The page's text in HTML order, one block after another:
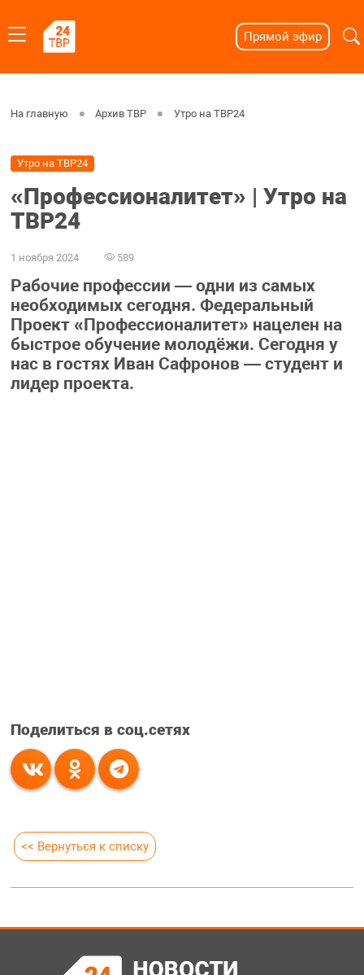
Прямой эфир
На главную Архив ТВР Утро на ТВР24
Утро на ТВР24
«Профессионалитет» | Утро на
ТВР24
1 ноября 2024 589
Рабочие профессии — одни из самых
необходимых сегодня. Федеральный
Проект «Профессионалитет» нацелен на
быстрое обучение молодёжи. Сегодня у
нас в гостях Иван Сафронов — студент и
лидер проекта.
Поделиться в соц.сетях
<< Вернуться к списку